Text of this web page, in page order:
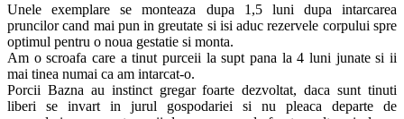
Unele exemplare se monteaza dupa 1,5 luni dupa intarcarea
pruncilor cand mai pun in greutate si isi aduc rezervele corpului spre
optimul pentru o noua gestatie si monta.
Am o scroafa care a tinut purceii la supt pana la 4 luni junate si ii
mai tinea numai ca am intarcat-o.
Porcii Bazna au instinct gregar foarte dezvoltat, daca sunt tinuti
liberi se invart in jurul gospodariei si nu pleaca departe de